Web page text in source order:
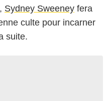
, Sydney Sweeney fera
culte pour incarner
suite.